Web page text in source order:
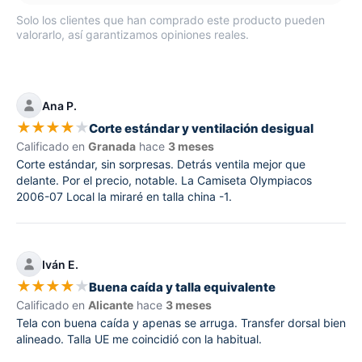
Solo los clientes que han comprado este producto pueden
valorarlo, así garantizamos opiniones reales.
Ana P.
★★★★★Corte estándar y ventilación desigual
Calificado en Granada hace 3 meses
Corte estándar, sin sorpresas. Detrás ventila mejor que
delante. Por el precio, notable. La Camiseta Olympiacos
2006-07 Local la miraré en talla china -1.
Iván E.
★★★★★Buena caída y talla equivalente
Calificado en Alicante hace 3 meses
Tela con buena caída y apenas se arruga. Transfer dorsal bien
alineado. Talla UE me coincidió con la habitual.